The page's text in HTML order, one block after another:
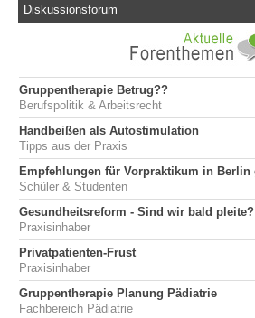
Diskussionsforum
Gruppentherapie Betrug??
Berufspolitik & Arbeitsrecht
Handbeißen als Autostimulation
Tipps aus der Praxis
Empfehlungen für Vorpraktikum in Berlin
Schüler & Studenten
Gesundheitsreform - Sind wir bald pleite?
Praxisinhaber
Privatpatienten-Frust
Praxisinhaber
Gruppentherapie Planung Pädiatrie
Fachbereich Pädiatrie